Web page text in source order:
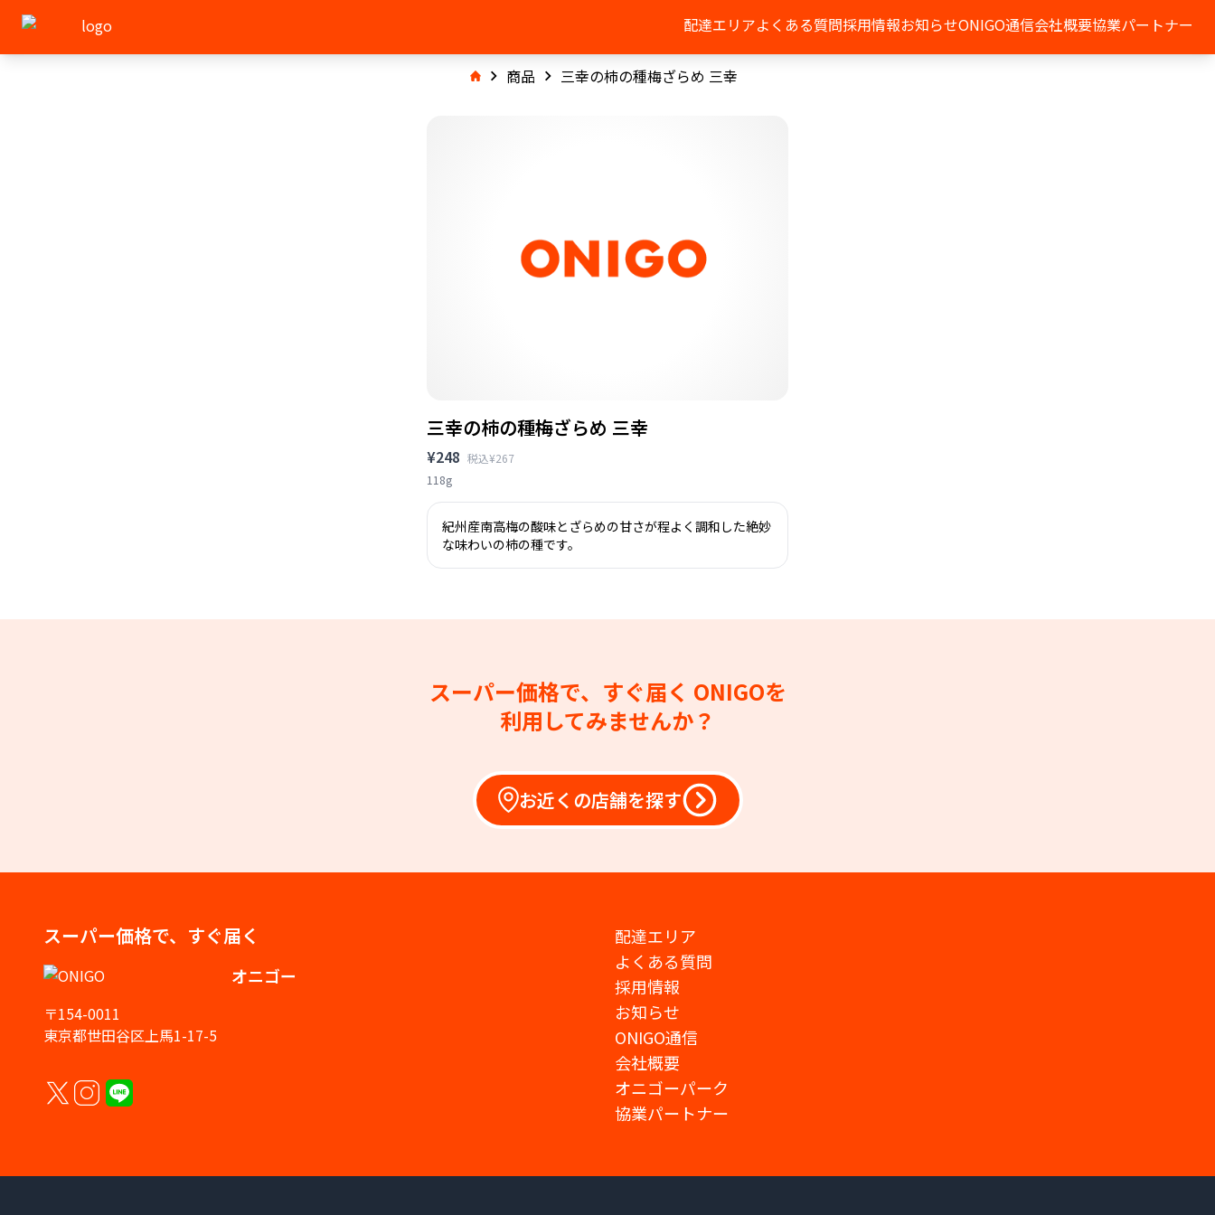
配達エリアよくある質問採用情報お知らせONIGO通信会社概要協業パートナー
商品 三幸の柿の種梅ざらめ 三幸
三幸の柿の種梅ざらめ 三幸
¥248 税込¥267
118g
紀州産南高梅の酸味とざらめの甘さが程よく調和した絶妙
な味わいの柿の種です。
スーパー価格で、すぐ届く ONIGOを
利用してみませんか？
お近くの店舗を探す
スーパー価格で、すぐ届く
オニゴー
〒154-0011
東京都世田谷区上馬1-17-5
配達エリア
よくある質問
採用情報
お知らせ
ONIGO通信
会社概要
オニゴーパーク
協業パートナー